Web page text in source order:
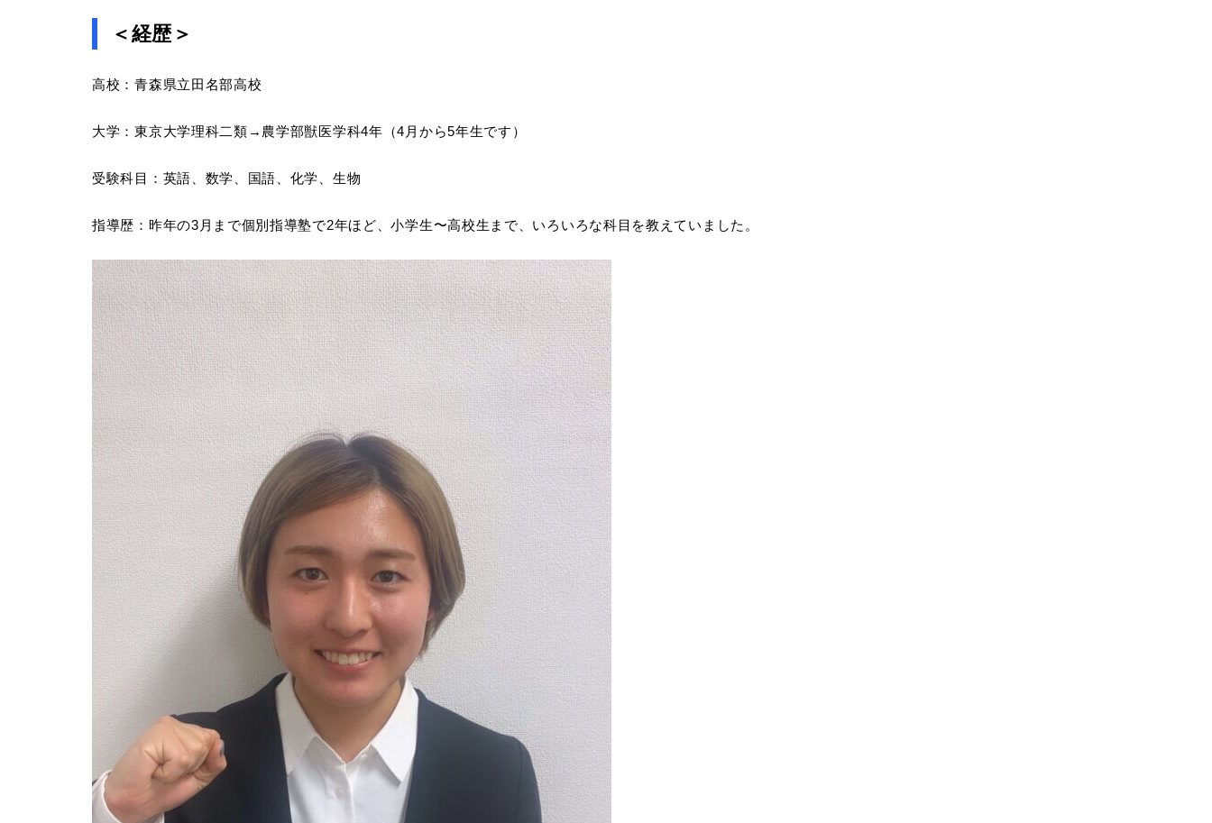
＜経歴＞
高校：青森県立田名部高校
大学：東京大学理科二類→農学部獣医学科4年（4月から5年生です）
受験科目：英語、数学、国語、化学、生物
指導歴：昨年の3月まで個別指導塾で2年ほど、小学生〜高校生まで、いろいろな科目を教えていました。